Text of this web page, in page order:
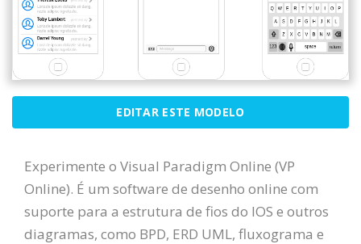
EDITAR ESTE MODELO
Experimente o Visual Paradigm Online (VP
Online). É um software de desenho online com
suporte para a estrutura de fios do IOS e outros
diagramas, como BPD, ERD UML, fluxograma e